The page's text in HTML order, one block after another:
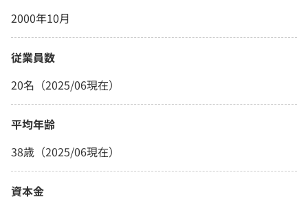
2000年10月
従業員数
20名（2025/06現在）
平均年齢
38歳（2025/06現在）
資本金